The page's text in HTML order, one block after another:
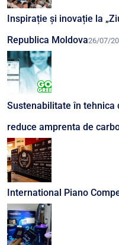
Inspirație și inovație la
Republica Moldova26/07/
Sustenabilitate în tehnica
reduce amprenta de
International Piano